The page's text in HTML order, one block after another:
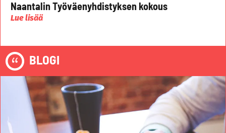
Naantalin Työväenyhdistyksen kokous
Lue lisää
BLOGI